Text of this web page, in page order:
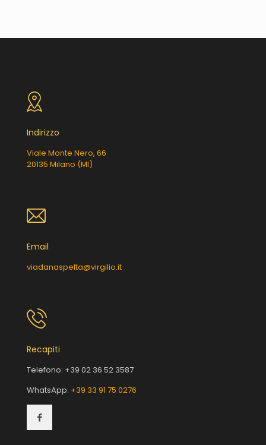
Indirizzo
Viale Monte Nero, 66
20135 Milano (MI)
Email
viadanaspelta@virgilio.it
Recapiti
Telefono: +39 02 36 52 3587
WhatsApp: +39 33 91 75 0276